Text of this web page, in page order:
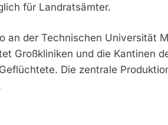
für Landratsämter.
an der Technischen Universität
Großkliniken und die Kantinen
Die zentrale